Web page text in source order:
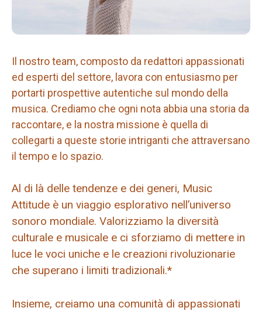
Il nostro team, composto da redattori appassionati
ed esperti del settore, lavora con entusiasmo per
portarti prospettive autentiche sul mondo della
musica. Crediamo che ogni nota abbia una storia da
raccontare, e la nostra missione è quella di
collegarti a queste storie intriganti che attraversano
il tempo e lo spazio.
Al di là delle tendenze e dei generi, Music
Attitude è un viaggio esplorativo nell’universo
sonoro mondiale. Valorizziamo la diversità
culturale e musicale e ci sforziamo di mettere in
luce le voci uniche e le creazioni rivoluzionarie
che superano i limiti tradizionali.*
Insieme, creiamo una comunità di appassionati